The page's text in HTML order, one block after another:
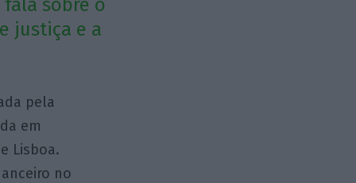
fala sobre o
justiça e a
pela
em
Lisboa.
no